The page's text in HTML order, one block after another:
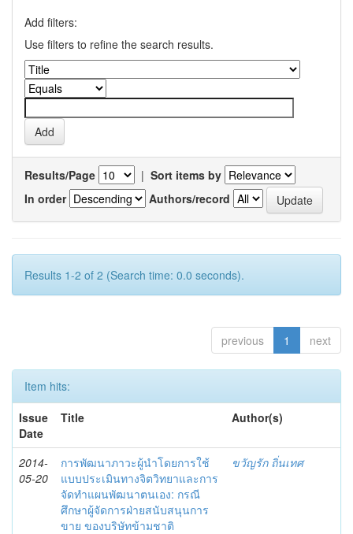
Add filters:
Use filters to refine the search results.
Results/Page | Sort items by
In order
Authors/record
Results 1-2 of 2 (Search time: 0.0 seconds).
previous 1 next
Item hits:
Issue
Date
Title Author(s)
2014-
05-20
การพัฒนาภาวะผู้นำโดยการใช้
แบบประเมินทางจิตวิทยาและการ
จัดทำแผนพัฒนาตนเอง: กรณี
ศึกษาผู้จัดการฝ่ายสนับสนุนการ
ขาย ของบริษัทข้ามชาติ
ขวัญรัก ถิ่นเทศ